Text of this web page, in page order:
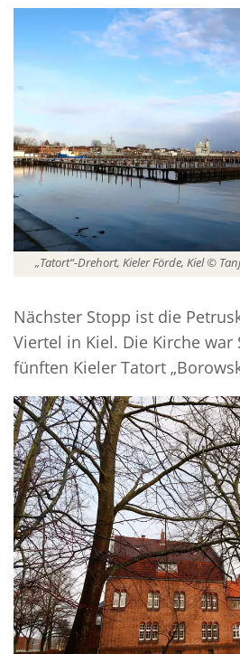
„Tatort“-Drehort, Kieler Förde, Kiel ©
Nächster Stopp ist die
Viertel in Kiel. Die Kirche war
fünften Kieler Tatort